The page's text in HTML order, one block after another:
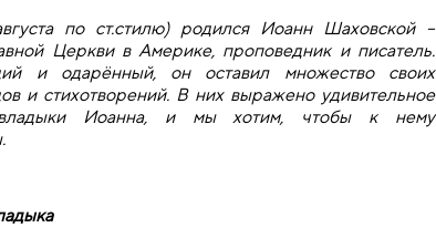
по ст.стилю) родился Иоанн Шаховской –
Церкви в Америке, проповедник и писатель.
и одарённый, он оставил множество своих
и стихотворений. В них выражено удивительное
Иоанна, и мы хотим, чтобы к нему